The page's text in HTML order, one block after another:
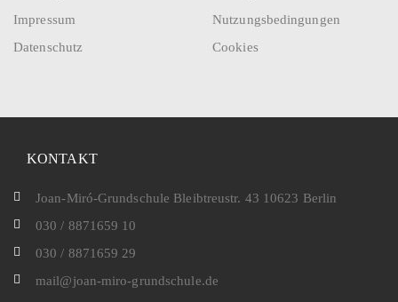
Impressum
Datenschutz
Nutzungsbedingungen
Cookies
KONTAKT
Joan-Miró-Grundschule Bleibtreustr. 43 10623 Berlin
030 / 8871659 10
030 / 8871659 29
mail@joan-miro-grundschule.de